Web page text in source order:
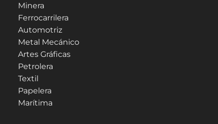
Minera
Ferrocarrilera
Automotriz
Metal Mecánico
Artes Gráficas
Petrolera
Textil
Papelera
Marítima